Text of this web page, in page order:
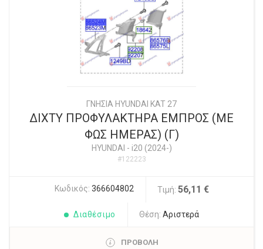
ΓΝΗΣΙΑ HYUNDAI KAT 27
ΔΙΧΤΥ ΠΡΟΦΥΛΑΚΤΗΡΑ ΕΜΠΡΟΣ (ΜΕ
ΦΩΣ ΗΜΕΡΑΣ) (Γ)
HYUNDAI - i20 (2024-)
#122223
Κωδικός: 366604802 Τιμή: 56,11 €
Διαθέσιμο Θέση: Αριστερά
ΠΡΟΒΟΛΗ